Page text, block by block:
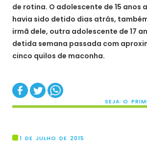
de rotina. O adolescente de 15 anos
havia sido detido dias atrás,
irmã dele, outra adolescente de 17
detida semana passada com
cinco quilos de maconha.
SEJA O
1 DE JULHO DE 2015